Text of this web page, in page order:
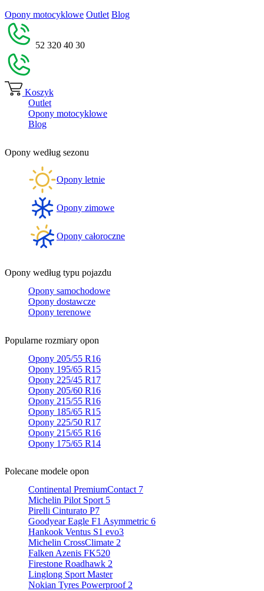
Opony motocyklowe Outlet Blog
52 320 40 30
Koszyk
Outlet
Opony motocyklowe
Blog
Opony według sezonu
Opony letnie
Opony zimowe
Opony całoroczne
Opony według typu pojazdu
Opony samochodowe
Opony dostawcze
Opony terenowe
Popularne rozmiary opon
Opony 205/55 R16
Opony 195/65 R15
Opony 225/45 R17
Opony 205/60 R16
Opony 215/55 R16
Opony 185/65 R15
Opony 225/50 R17
Opony 215/65 R16
Opony 175/65 R14
Polecane modele opon
Continental PremiumContact 7
Michelin Pilot Sport 5
Pirelli Cinturato P7
Goodyear Eagle F1 Asymmetric 6
Hankook Ventus S1 evo3
Michelin CrossClimate 2
Falken Azenis FK520
Firestone Roadhawk 2
Linglong Sport Master
Nokian Tyres Powerproof 2